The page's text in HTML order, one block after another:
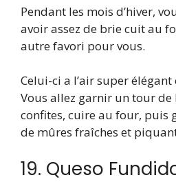
Pendant les mois d’hiver,
avoir assez de brie cuit au
autre favori pour vous.
Celui-ci a l’air super
Vous allez garnir un tour de
confites, cuire au four, puis
de mûres fraîches et
19. Queso